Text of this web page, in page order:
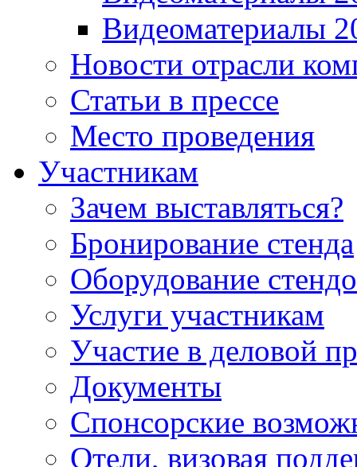
Видеоматериалы
Новости отрасли
Статьи в прессе
Место проведения
Участникам
Зачем выставляться?
Бронирование стенда
Оборудование
Услуги участникам
Участие в деловой
Документы
Спонсорские
Отели, визовая